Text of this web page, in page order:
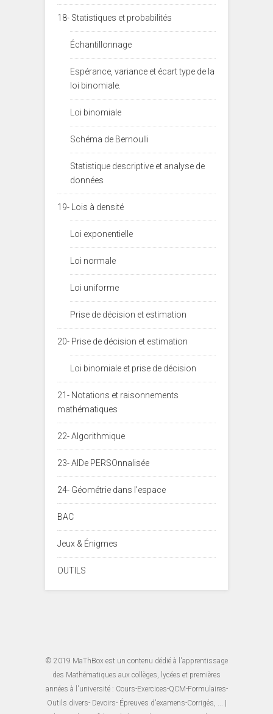
18- Statistiques et probabilités
Échantillonnage
Espérance, variance et écart type de la
loi binomiale.
Loi binomiale
Schéma de Bernoulli
Statistique descriptive et analyse de
données
19- Lois à densité
Loi exponentielle
Loi normale
Loi uniforme
Prise de décision et estimation
20- Prise de décision et estimation
Loi binomiale et prise de décision
21- Notations et raisonnements
mathématiques
22- Algorithmique
23- AIDe PERSOnnalisée
24- Géométrie dans l'espace
BAC
Jeux & Énigmes
OUTILS
© 2019 MaThBox est un contenu dédié à l'apprentissage
des Mathématiques aux collèges, lycées et premières
années à l'université : Cours-Exercices-QCM-Formulaires-
Outils divers- Devoirs- Épreuves d'examens-Corrigés, ... |